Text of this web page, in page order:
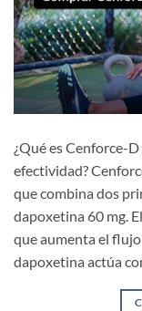
¿Qué es Cenforce-
efectividad?
que combina dos
dapoxetina 60 mg.
que aumenta el
dapoxetina actúa